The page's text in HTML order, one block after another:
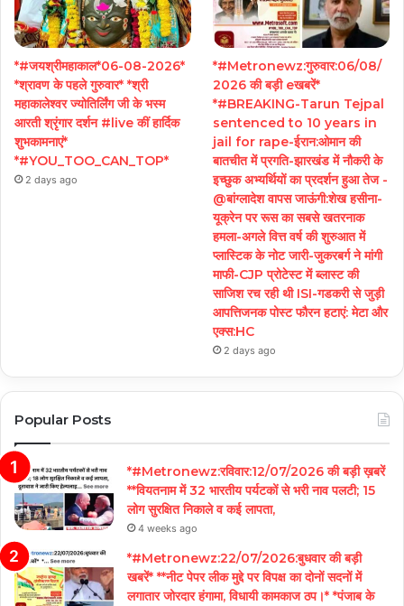
*#जयश्रीमहाकाल*06-08-2026*
*श्रावण के पहले गुरुवार* *श्री
महाकालेश्वर ज्योतिर्लिंग जी के भस्म
आरती श्रृंगार दर्शन #live कीं हार्दिक
शुभकामनाएं*
*#YOU_TOO_CAN_TOP*
2 days ago
*#Metronewz:गुरुवार:06/08/
2026 की बड़ी eखबरें*
*#BREAKING-Tarun Tejpal
sentenced to 10 years in
jail for rape-ईरान:ओमान की
बातचीत में प्रगति-झारखंड में नौकरी के
इच्छुक अभ्यर्थियों का प्रदर्शन हुआ तेज -
@बांग्लादेश वापस जाऊंगी:शेख हसीना-
यूक्रेन पर रूस का सबसे खतरनाक
हमला-अगले वित्त वर्ष की शुरुआत में
प्लास्टिक के नोट जारी-जुकरबर्ग ने मांगी
माफी-CJP प्रोटेस्ट में ब्लास्ट की
साजिश रच रही थी ISI-गडकरी से जुड़ी
आपत्तिजनक पोस्ट फौरन हटाएं: मेटा और
एक्स:HC
2 days ago
Popular Posts
*#Metronewz:रविवार:12/07/2026 की बड़ी ख़बरें
**वियतनाम में 32 भारतीय पर्यटकों से भरी नाव पलटी; 15
लोग सुरक्षित निकाले व कई लापता,
4 weeks ago
*#Metronewz:22/07/2026:बुधवार की बड़ी
खबरें* **नीट पेपर लीक मुद्दे पर विपक्ष का दोनों सदनों में
लगातार जोरदार हंगामा, विधायी कामकाज ठप।* *पंजाब के